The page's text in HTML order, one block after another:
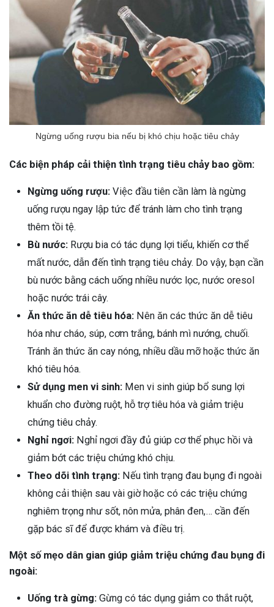
Ngừng uống rượu bia nếu bị khó chịu hoặc tiêu chảy
Các biện pháp cải thiện tình trạng tiêu chảy bao gồm:
Ngừng uống rượu: Việc đầu tiên cần làm là ngừng
uống rượu ngay lập tức để tránh làm cho tình trạng
thêm tồi tệ.
Bù nước: Rượu bia có tác dụng lợi tiểu, khiến cơ thể
mất nước, dẫn đến tình trạng tiêu chảy. Do vậy, bạn cần
bù nước bằng cách uống nhiều nước lọc, nước oresol
hoặc nước trái cây.
Ăn thức ăn dễ tiêu hóa: Nên ăn các thức ăn dễ tiêu
hóa như cháo, súp, cơm trắng, bánh mì nướng, chuối.
Tránh ăn thức ăn cay nóng, nhiều dầu mỡ hoặc thức ăn
khó tiêu hóa.
Sử dụng men vi sinh: Men vi sinh giúp bổ sung lợi
khuẩn cho đường ruột, hỗ trợ tiêu hóa và giảm triệu
chứng tiêu chảy.
Nghỉ ngơi: Nghỉ ngơi đầy đủ giúp cơ thể phục hồi và
giảm bớt các triệu chứng khó chịu.
Theo dõi tình trạng: Nếu tình trạng đau bụng đi ngoài
không cải thiện sau vài giờ hoặc có các triệu chứng
nghiêm trọng như sốt, nôn mửa, phân đen,… cần đến
gặp bác sĩ để được khám và điều trị.
Một số mẹo dân gian giúp giảm triệu chứng đau bụng đi
ngoài:
Uống trà gừng: Gừng có tác dụng giảm co thắt ruột,